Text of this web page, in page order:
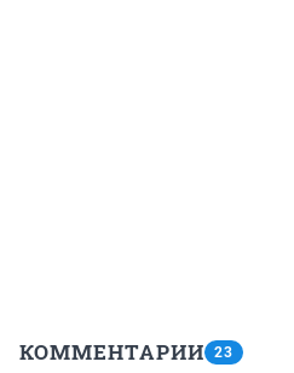
КОММЕНТАРИИ 23